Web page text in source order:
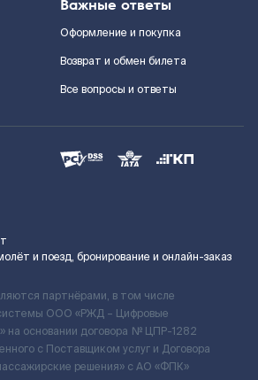
Важные ответы
Оформление и покупка
Возврат и обмен билета
Все вопросы и ответы
и поезд, бронирование и онлайн-заказ
партнёрами, в том числе
ООО «РЖД – Цифровые
на основании договора № ЦПР-1282
с Поставщиком услуг и Договора
решения» c АО «ФПК»